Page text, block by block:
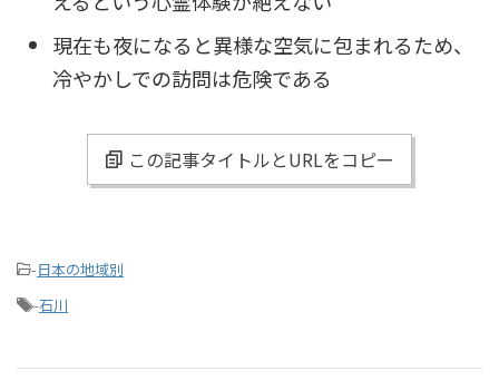
現在も夜になると異様な空気に包まれるため、
冷やかしでの訪問は危険である
この記事タイトルとURLをコピー
-日本の地域別
-石川